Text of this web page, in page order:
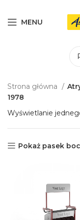
MENU
Strona główna
1978
Wyświetlanie
Pokaż pasek